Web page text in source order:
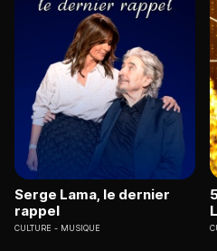
Serge Lama, le dernier
rappel
CULTURE MUSIQUE